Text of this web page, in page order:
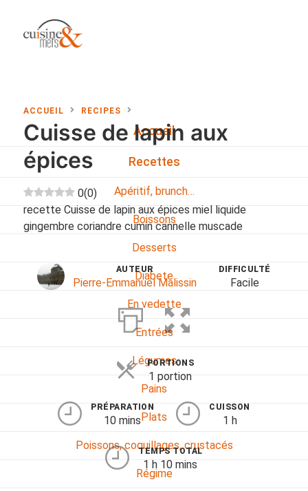
Accueil
Recettes
Apéritif, brunch…
Boissons
Desserts
Diabete
En vedette
Entrées
Légumes
Pains
Plats
Poissons, coquillages, crustacés
Régime
ACCUEIL RECIPES
Cuisse de lapin aux
épices
0(0)
recette Cuisse de lapin aux épices miel liquide
gingembre coriandre cumin cannelle muscade
AUTEUR
Pierre-Emmanuel Malissin
DIFFICULTÉ
Facile
PORTIONS
1 portion
PRÉPARATION
10 mins
CUISSON
1 h
TEMPS TOTAL
1 h 10 mins